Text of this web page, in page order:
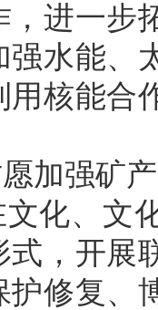
，进一步
强水能、
用核能合
加强矿
文化、文
式，开展
护修复、